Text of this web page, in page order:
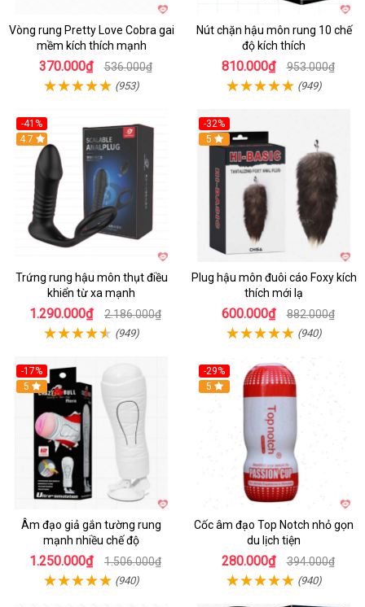
Vòng rung Pretty Love Cobra gai
mềm kích thích mạnh
370.000₫ 536.000₫
(953)
Nút chặn hậu môn rung 10 chế
độ kích thích
810.000₫ 953.000₫
(949)
-41%
Hot
4.7
Trứng rung hậu môn thụt điều
khiển từ xa mạnh
1.290.000₫ 2.186.000₫
(949)
-32%
Hot
5
Plug hậu môn đuôi cáo Foxy kích
thích mới lạ
600.000₫ 882.000₫
(940)
-17%
5
Âm đạo giả gắn tường rung
mạnh nhiều chế độ
1.250.000₫ 1.506.000₫
(940)
-29%
5
Cốc âm đạo Top Notch nhỏ gọn
du lịch tiện
280.000₫ 394.000₫
(940)